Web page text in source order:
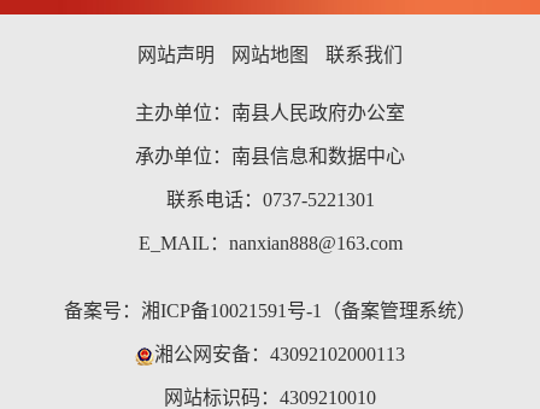
网站声明 网站地图 联系我们
主办单位：南县人民政府办公室
承办单位：南县信息和数据中心
联系电话：0737-5221301
E_MAIL：nanxian888@163.com
备案号： 湘ICP备10021591号-1（备案管理系统）
湘公网安备：43092102000113
网站标识码：4309210010